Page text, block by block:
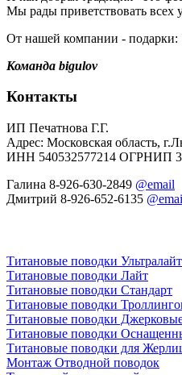
Мы рады приветствовать всех
От нашей компании -
Команда bigulov
Контакты
ИП Печатнова Г.Г.
Адрес: Московская область,
ИНН 540532577214 ОГРНИП
Галина 8-926-630-2849 @email
Дмитрий 8-926-652-6135
Титановые поводки Ультралайт
Титановые поводки Лайт
Титановые поводки Стандарт
Титановые поводки
Титановые поводки
Титановые поводки
Титановые поводки для
Монтаж Отводной поводок